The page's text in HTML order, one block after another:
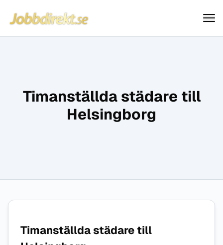
Hoppa till innehåll
Jobbdirekt
Timanställda städare till
Helsingborg
Timanställda städare till